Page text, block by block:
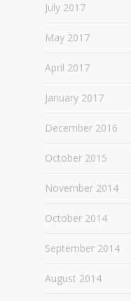
July 2017
May 2017
April 2017
January 2017
December 2016
October 2015
November 2014
October 2014
September 2014
August 2014